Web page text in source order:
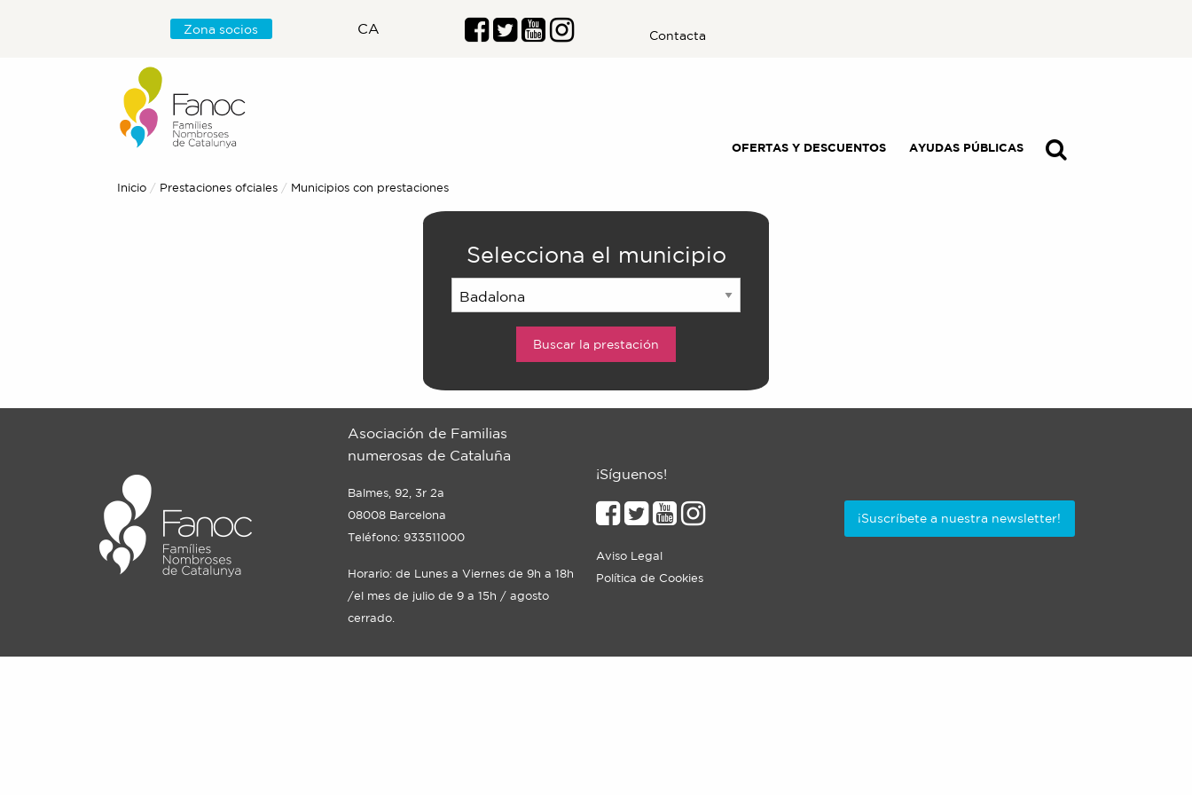
Zona socios CA Contacta
OFERTAS Y DESCUENTOS AYUDAS PÚBLICAS
Inicio Prestaciones ofciales Actual:
Municipios con prestaciones
Selecciona el municipio
Asociación de Familias
numerosas de Cataluña
Balmes, 92, 3r 2a
08008 Barcelona
Teléfono: 933511000
Horario: de Lunes a Viernes de 9h a 18h
/el mes de julio de 9 a 15h / agosto
cerrado.
¡Síguenos!
Aviso Legal
Política de Cookies
¡Suscríbete a nuestra newsletter!